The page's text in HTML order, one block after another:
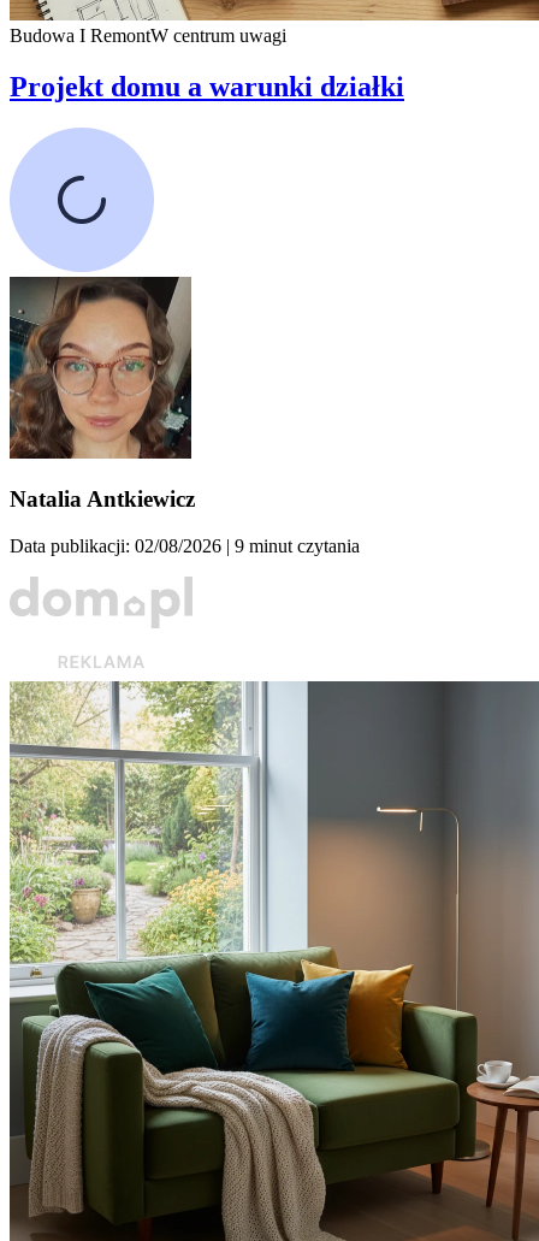
Budowa I RemontW centrum uwagi
Projekt domu a warunki działki
Natalia Antkiewicz
Data publikacji: 02/08/2026 | 9 minut czytania